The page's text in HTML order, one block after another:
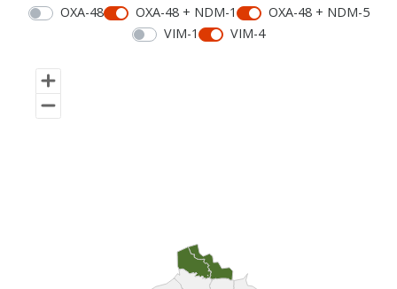
OXA-48
OXA-48 + NDM-1
OXA-48 + NDM-5
VIM-1
VIM-4